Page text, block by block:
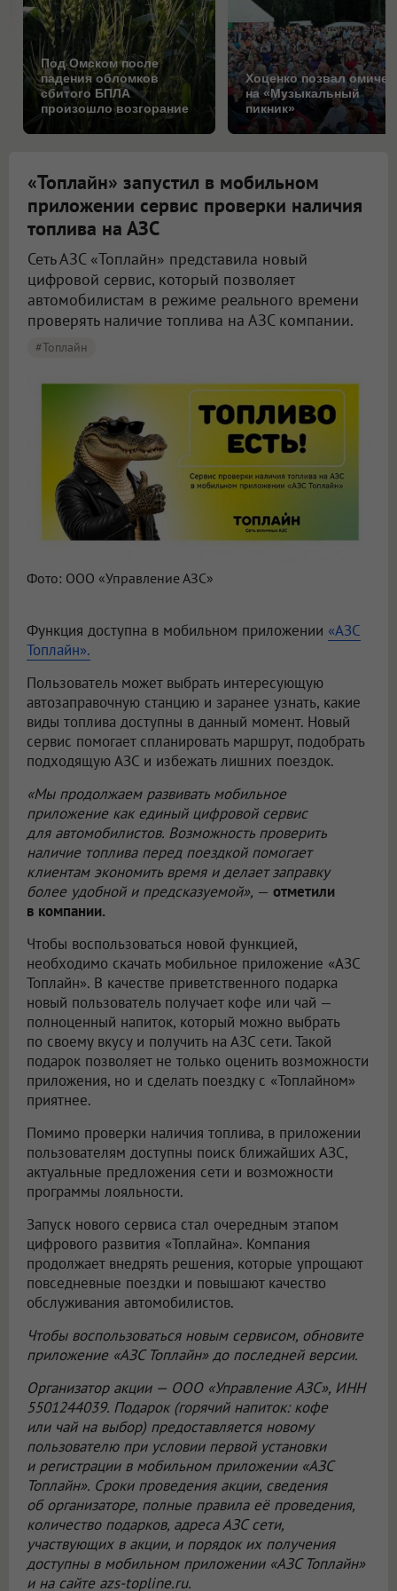
Под Омском после
падения обломков
сбитого БПЛА
произошло возгорание
Хоценко позвал омичей
на «Музыкальный
пикник»
«Топлайн» запустил в мобильном
приложении сервис проверки наличия
топлива на АЗС
Сеть АЗС «Топлайн» представила новый
цифровой сервис, который позволяет
автомобилистам в режиме реального времени
проверять наличие топлива на АЗС компании.
#Топлайн
Фото: ООО «Управление АЗС»
Функция доступна в мобильном приложении «АЗС
Топлайн».
Пользователь может выбрать интересующую
автозаправочную станцию и заранее узнать, какие
виды топлива доступны в данный момент. Новый
сервис помогает спланировать маршрут, подобрать
подходящую АЗС и избежать лишних поездок.
«Мы продолжаем развивать мобильное
приложение как единый цифровой сервис
для автомобилистов. Возможность проверить
наличие топлива перед поездкой помогает
клиентам экономить время и делает заправку
более удобной и предсказуемой», — отметили
в компании.
Чтобы воспользоваться новой функцией,
необходимо скачать мобильное приложение «АЗС
Топлайн». В качестве приветственного подарка
новый пользователь получает кофе или чай —
полноценный напиток, который можно выбрать
по своему вкусу и получить на АЗС сети. Такой
подарок позволяет не только оценить возможности
приложения, но и сделать поездку с «Топлайном»
приятнее.
Помимо проверки наличия топлива, в приложении
пользователям доступны поиск ближайших АЗС,
актуальные предложения сети и возможности
программы лояльности.
Запуск нового сервиса стал очередным этапом
цифрового развития «Топлайна». Компания
продолжает внедрять решения, которые упрощают
повседневные поездки и повышают качество
обслуживания автомобилистов.
Чтобы воспользоваться новым сервисом, обновите
приложение «АЗС Топлайн» до последней версии.
Организатор акции — ООО «Управление АЗС», ИНН
5501244039. Подарок (горячий напиток: кофе
или чай на выбор) предоставляется новому
пользователю при условии первой установки
и регистрации в мобильном приложении «АЗС
Топлайн». Сроки проведения акции, сведения
об организаторе, полные правила её проведения,
количество подарков, адреса АЗС сети,
участвующих в акции, и порядок их получения
доступны в мобильном приложении «АЗС Топлайн»
и на сайте azs-topline.ru.